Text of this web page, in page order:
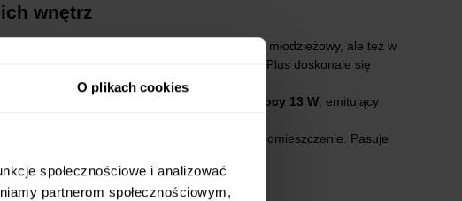
O plikach cookies
społecznościowe i analizować
partnerom społecznościowym,
wnętrz
jak kuchnia, łazienka, przedpokój, pokój młodzieżowy, ale też w
aranżację, nie dominując nad nią, Oris Plus doskonale się
wbudowany LED o mocy 13 W, emitujący
same oprawy stropowe doskonale oświetlą pomieszczenie. Pasuje